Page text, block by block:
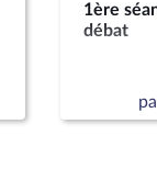
1ère
débat